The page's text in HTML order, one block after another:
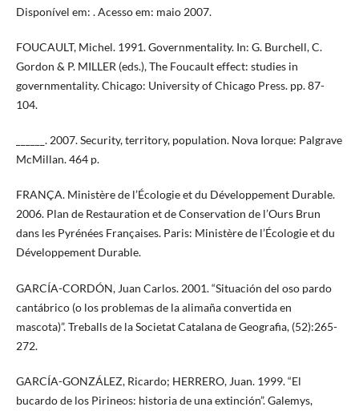
Disponível em: . Acesso em: maio 2007.
FOUCAULT, Michel. 1991. Governmentality. In: G. Burchell, C.
Gordon & P. MILLER (eds.), The Foucault effect: studies in
governmentality. Chicago: University of Chicago Press. pp. 87-
104.
______. 2007. Security, territory, population. Nova Iorque: Palgrave
McMillan. 464 p.
FRANÇA. Ministère de l’Écologie et du Développement Durable.
2006. Plan de Restauration et de Conservation de l’Ours Brun
dans les Pyrénées Françaises. Paris: Ministère de l’Écologie et du
Développement Durable.
GARCÍA-CORDÓN, Juan Carlos. 2001. “Situación del oso pardo
cantábrico (o los problemas de la alimaña convertida en
mascota)”. Treballs de la Societat Catalana de Geografia, (52):265-
272.
GARCÍA-GONZÁLEZ, Ricardo; HERRERO, Juan. 1999. “El
bucardo de los Pirineos: historia de una extinción”. Galemys,